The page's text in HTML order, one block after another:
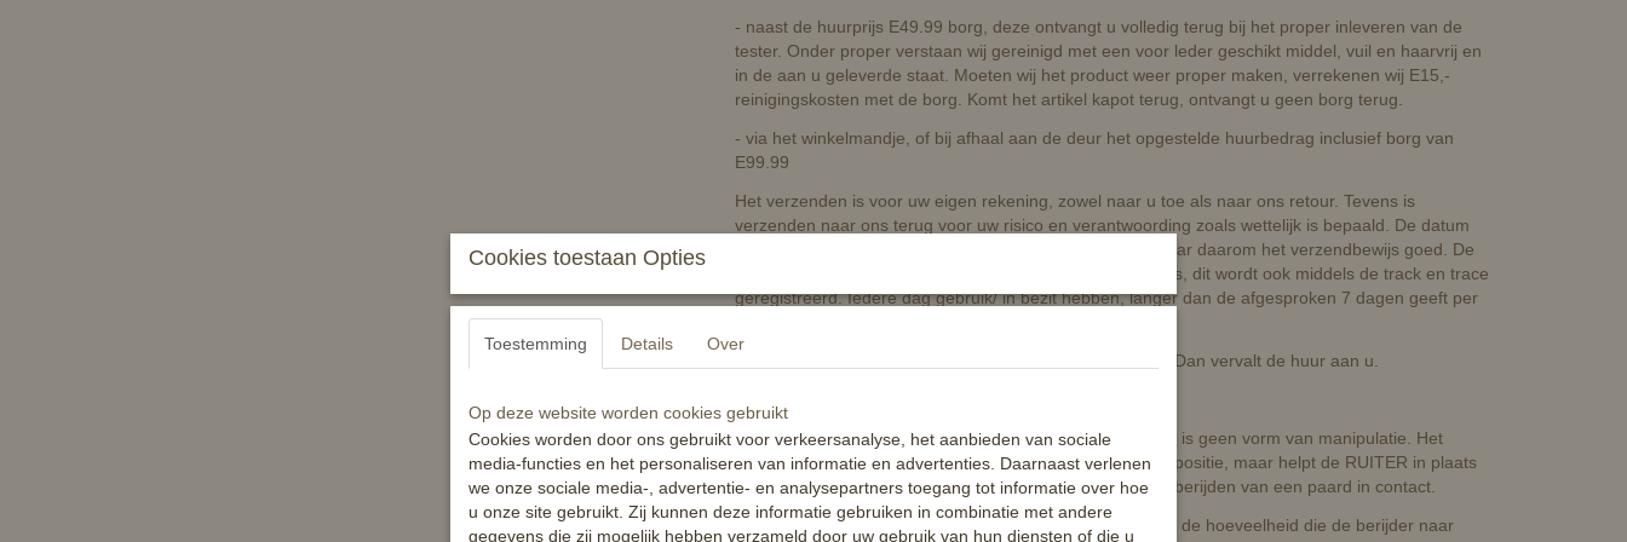
- naast de huurprijs E49.99 borg, deze ontvangt u volledig terug bij het proper inleveren van de
tester. Onder proper verstaan wij gereinigd met een voor leder geschikt middel, vuil en haarvrij en
in de aan u geleverde staat. Moeten wij het product weer proper maken, verrekenen wij E15,-
reinigingskosten met de borg. Komt het artikel kapot terug, ontvangt u geen borg terug.
- via het winkelmandje, of bij afhaal aan de deur het opgestelde huurbedrag inclusief borg van
E99.99
Het verzenden is voor uw eigen rekening, zowel naar u toe als naar ons retour. Tevens is
verzenden naar ons terug voor uw risico en verantwoording zoals wettelijk is bepaald. De datum
van verzending is leading als 'datum van inleveren'. Bewaar daarom het verzendbewijs goed. De
testperiode gaat in op het moment van ontvangen van ons, dit wordt ook middels de track en trace
geregistreerd. Iedere dag gebruik/ in bezit hebben, langer dan de afgesproken 7 dagen geeft per
Overtuigd en koopt u het product binnen deze testweek? Dan vervalt de huur aan u.
Dit product is niet afhankelijk van een hefboomwerking en is geen vorm van manipulatie. Het
dwingt het hoofd van een paard niet in een vergrendelde positie, maar helpt de RUITER in plaats
daarvan het juiste voorwaartse GEVOEL te vinden bij het berijden van een paard in contact.
De T-Grips die aan de borstplaat zijn bevestigd, beperken de hoeveelheid die de berijder naar
Cookies toestaan Opties
Toestemming Details Over
Op deze website worden cookies gebruikt
Cookies worden door ons gebruikt voor verkeersanalyse, het aanbieden van sociale
media-functies en het personaliseren van informatie en advertenties. Daarnaast verlenen
we onze sociale media-, advertentie- en analysepartners toegang tot informatie over hoe
u onze site gebruikt. Zij kunnen deze informatie gebruiken in combinatie met andere
gegevens die zij mogelijk hebben verzameld door uw gebruik van hun diensten of die u